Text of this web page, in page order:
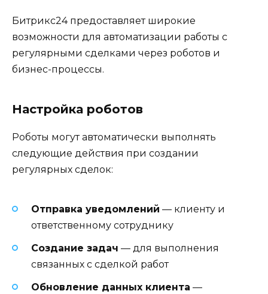
Битрикс24 предоставляет широкие
возможности для автоматизации работы с
регулярными сделками через роботов и
бизнес-процессы.
Настройка роботов
Роботы могут автоматически выполнять
следующие действия при создании
регулярных сделок:
Отправка уведомлений — клиенту и
ответственному сотруднику
Создание задач — для выполнения
связанных с сделкой работ
Обновление данных клиента —